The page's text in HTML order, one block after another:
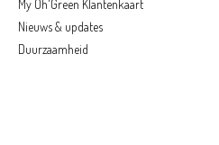
My Oh'Green Klantenkaart
Nieuws & updates
Duurzaamheid